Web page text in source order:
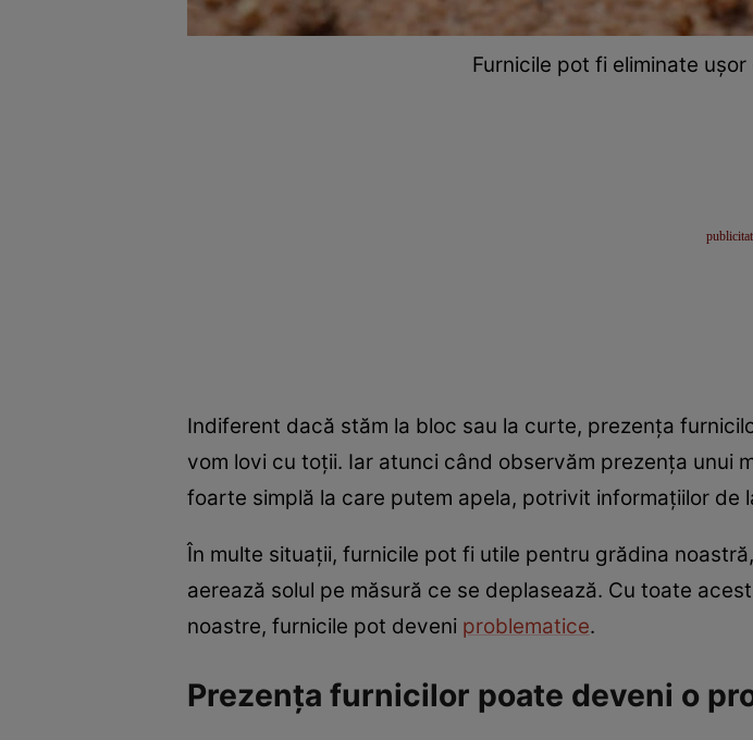
Furnicile pot fi eliminate
Indiferent dacă stăm la bloc sau la curte, prezența
vom lovi cu toții. Iar atunci când observăm prezența unui
foarte simplă la care putem apela, potrivit informațiilor de
În multe situații, furnicile pot fi utile pentru grădina
aerează solul pe măsură ce se deplasează. Cu toate
noastre, furnicile pot deveni problematice.
Prezența furnicilor poate deveni o